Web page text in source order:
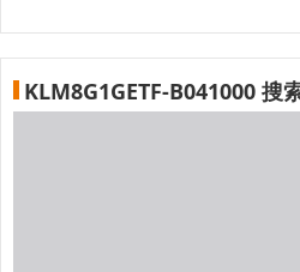
KLM8G1GETF-B041000 搜